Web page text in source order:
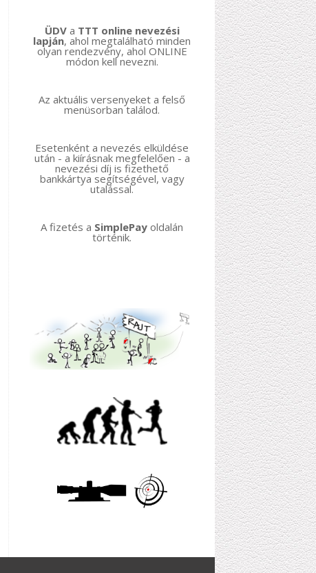
ÜDV a TTT online nevezési
lapján, ahol megtalálható minden
olyan rendezvény, ahol ONLINE
módon kell nevezni.
Az aktuális versenyeket a felső
menüsorban találod.
Esetenként a nevezés elküldése
után - a kiírásnak megfelelően - a
nevezési díj is fizethető
bankkártya segítségével, vagy
utalással.
A fizetés a SimplePay oldalán
történik.